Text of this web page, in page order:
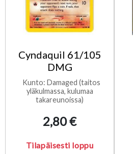
Cyndaquil 61/105
DMG
Kunto: Damaged (taitos
yläkulmassa, kulumaa
takareunoissa)
2,80 €
Tilapäisesti loppu